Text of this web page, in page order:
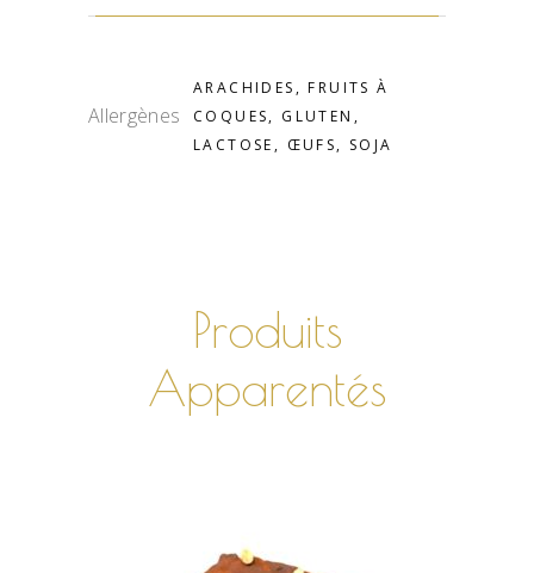
Allergènes
ARACHIDES, FRUITS À
COQUES, GLUTEN,
LACTOSE, ŒUFS, SOJA
Produits
Apparentés